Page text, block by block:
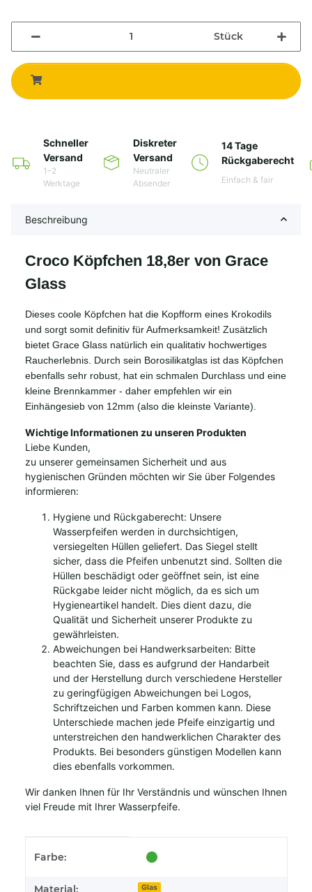
Stück
Schneller
Versand
1–2
Werktage
Diskreter
Versand
Neutraler
Absender
14 Tage
Rückgaberecht
Einfach & fair
Beschreibung
Croco Köpfchen 18,8er von Grace
Glass
Dieses coole Köpfchen hat die Kopfform eines Krokodils
und sorgt somit definitiv für Aufmerksamkeit! Zusätzlich
bietet Grace Glass natürlich ein qualitativ hochwertiges
Raucherlebnis. Durch sein Borosilikatglas ist das Köpfchen
ebenfalls sehr robust, hat ein schmalen Durchlass und eine
kleine Brennkammer - daher empfehlen wir ein
Einhängesieb von 12mm (also die kleinste Variante).
Wichtige Informationen zu unseren Produkten
Liebe Kunden,
zu unserer gemeinsamen Sicherheit und aus
hygienischen Gründen möchten wir Sie über Folgendes
informieren:
Hygiene und Rückgaberecht: Unsere
Wasserpfeifen werden in durchsichtigen,
versiegelten Hüllen geliefert. Das Siegel stellt
sicher, dass die Pfeifen unbenutzt sind. Sollten die
Hüllen beschädigt oder geöffnet sein, ist eine
Rückgabe leider nicht möglich, da es sich um
Hygieneartikel handelt. Dies dient dazu, die
Qualität und Sicherheit unserer Produkte zu
gewährleisten.
Abweichungen bei Handwerksarbeiten: Bitte
beachten Sie, dass es aufgrund der Handarbeit
und der Herstellung durch verschiedene Hersteller
zu geringfügigen Abweichungen bei Logos,
Schriftzeichen und Farben kommen kann. Diese
Unterschiede machen jede Pfeife einzigartig und
unterstreichen den handwerklichen Charakter des
Produkts. Bei besonders günstigen Modellen kann
dies ebenfalls vorkommen.
Wir danken Ihnen für Ihr Verständnis und wünschen Ihnen
viel Freude mit Ihrer Wasserpfeife.
Farbe:
Material: Glas